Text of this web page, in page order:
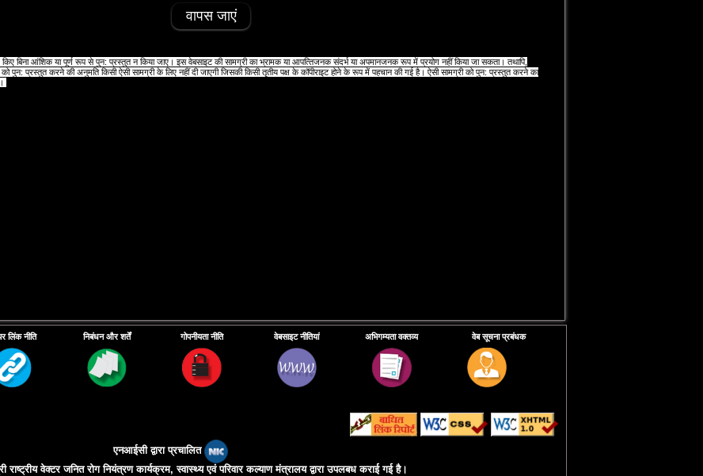
वापस जाएं
बिना आंशिक या पूर्ण रूप से पुन: प्रस्‍तुत न किया जाए। इस वेबसाइट की सामग्री का भ्रामक या आपत्‍तिजनक संदर्भ या अपमानजनक रूप में प्रयोग नहीं किया जा सकता। तथापि,
पुन: प्रस्‍तुत करने की अनुमति किसी ऐसी सामग्री के लिए नहीं दी जाएगी जिसकी किसी तृतीय पक्ष के कॉपीराइट होने के रूप में पहचान की गई है। ऐसी सामग्री को पुन: प्रस्‍तुत करने का
लिंक नीति निबंधन और शर्तें गोपनीयता नीति वेबसाइट नीतियां अभिगम्यता वक्तव्य वेब सूचना प्रबंधक
एनआईसी द्वारा प्रचालित
राष्ट्रीय वेक्टर जनित रोग नियंत्रण कार्यक्रम, स्‍वास्‍थ्‍य एवं परिवार कल्‍याण मंत्रालय द्वारा उपलबध कराई गई है।